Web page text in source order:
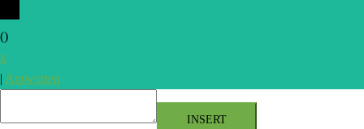
()
x
| Antworten
INSERT